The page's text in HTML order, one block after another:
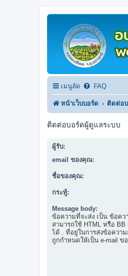
เมนูลัด FAQ
หน้าเว็บบอร์ด ติดต่อ
ติดต่อบอร์ดผู้ดูแลระบบ
ผู้รับ:
email ของคุณ:
ชื่อของคุณ:
กระทู้:
Message body:
ข้อความที่จะส่ง เป็น ข้อคว
สามารถใช้ HTML หรือ BB
ได้ . ที่อยู่ในการส่งข้อควา
ถูกกำหนดให้เป็น e-mail ข